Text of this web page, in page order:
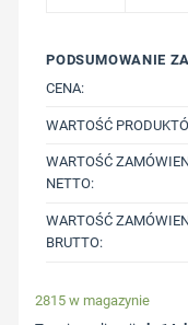
PODSUMOWANIE
CENA:
WARTOŚĆ
WARTOŚĆ
NETTO:
WARTOŚĆ
BRUTTO:
2815 w magazynie